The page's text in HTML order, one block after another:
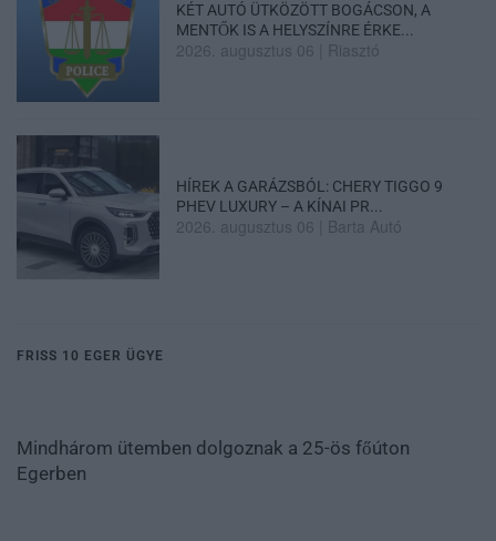
KÉT AUTÓ ÜTKÖZÖTT BOGÁCSON, A
MENTŐK IS A HELYSZÍNRE ÉRKE...
2026. augusztus 06 Riasztó
HÍREK A GARÁZSBÓL: CHERY TIGGO 9
PHEV LUXURY – A KÍNAI PR...
2026. augusztus 06 Barta Autó
FRISS 10 EGER ÜGYE
Mindhárom ütemben dolgoznak a 25-ös főúton
Egerben